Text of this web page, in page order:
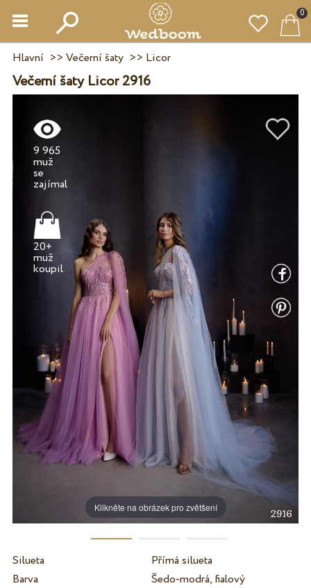
0
Hlavní >> Večerní šaty>> Licor
Večerní šaty Licor 2916
Klikněte na obrázek pro zvětšení
9 965
muž
se
20+
muž
Silueta
Přímá silueta
Barva
Šedo-modrá, fialový